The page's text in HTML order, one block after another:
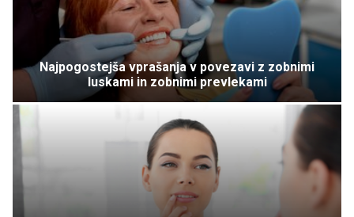
Najpogostejša vprašanja v povezavi z zobnimi
luskami in zobnimi prevlekami